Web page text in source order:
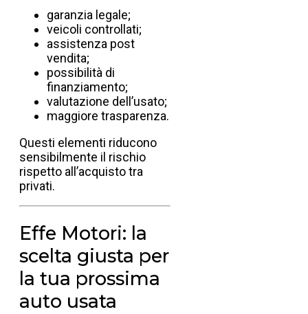
garanzia legale;
veicoli controllati;
assistenza post
vendita;
possibilità di
finanziamento;
valutazione dell’usato;
maggiore trasparenza.
Questi elementi riducono
sensibilmente il rischio
rispetto all’acquisto tra
privati.
Effe Motori: la
scelta giusta per
la tua prossima
auto usata